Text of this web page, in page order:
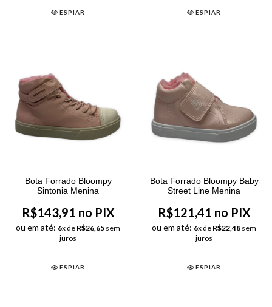
ESPIAR ESPIAR
Bota Forrado Bloompy
Sintonia Menina
R$143,91 no PIX
ou em até: 6x de R$26,65 sem
juros
ESPIAR
Bota Forrado Bloompy Baby
Street Line Menina
R$121,41 no PIX
ou em até: 6x de R$22,48 sem
juros
ESPIAR